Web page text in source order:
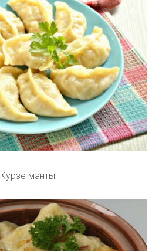
Курзе манты